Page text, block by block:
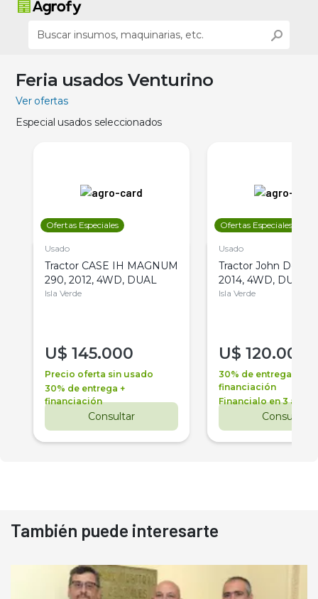
Feria usados Venturino
Ver ofertas
Especial usados seleccionados
Ofertas Especiales
Usado
Tractor CASE IH MAGNUM
290, 2012, 4WD, DUAL
Isla Verde
U$ 145.000
Precio oferta sin usado
30% de entrega +
financiación
Consultar
Ofertas Especiales
Usado
Tractor John Deere
2014, 4WD, DUAL
Isla Verde
U$ 120.000
30% de entrega +
financiación
Financialo en 3 años
Consultar
También puede interesarte